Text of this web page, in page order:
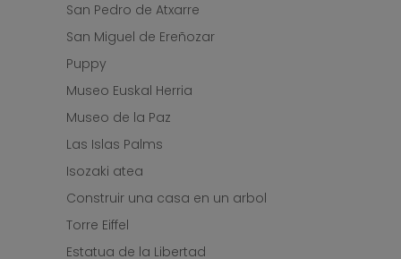
San Pedro de Atxarre
San Miguel de Ereñozar
Puppy
Museo Euskal Herria
Museo de la Paz
Las Islas Palms
Isozaki atea
Construir una casa en un arbol
Torre Eiffel
Estatua de la Libertad